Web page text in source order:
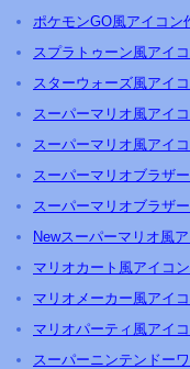
ポケモンGO風アイコン
スプラトゥーン風アイ
スターウォーズ風アイ
スーパーマリオ風アイ
スーパーマリオ風アイ
スーパーマリオブラザ
スーパーマリオブラザ
Newスーパーマリオ風
マリオカート風アイコ
マリオメーカー風アイ
マリオパーティ風アイ
スーパーニンテンドー